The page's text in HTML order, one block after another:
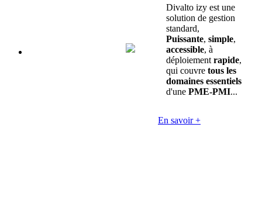
Divalto izy est une
solution de gestion
standard,
Puissante, simple,
accessible, à
déploiement rapide,
qui couvre tous les
domaines essentiels
d'une PME-PMI...
En savoir +